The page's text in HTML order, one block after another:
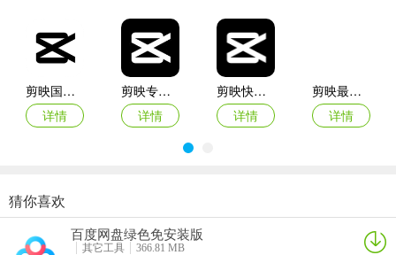
剪映国际服
详情
剪映专业版
详情
剪映快手版
详情
剪映最新版
详情
剪映安卓版
详情
剪映手机版
详情
剪映2025版
剪映小云雀app官方版
猜你喜欢
百度网盘绿色免安装版
其它工具
366.81 MB